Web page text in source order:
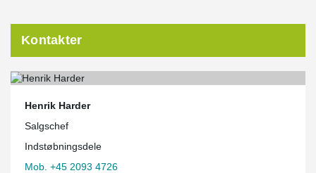
Kontakter
Henrik Harder
Salgschef
Indstøbningsdele
Mob. +45 2093 4726